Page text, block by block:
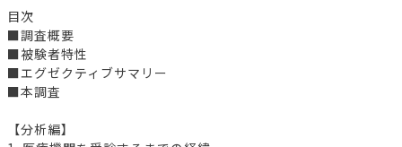
目次
■調査概要
■被験者特性
■エグゼクティブサマリー
■本調査
【分析編】